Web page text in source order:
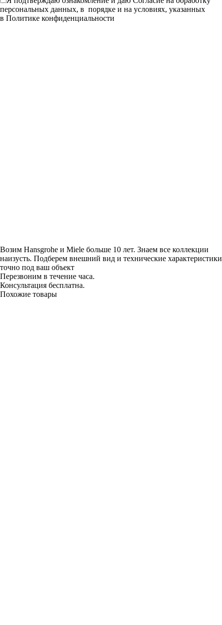
персональных данных, в порядке и на условиях, указанных
в Политике конфиденциальности
Возим Hansgrohe и Miele больше 10 лет. Знаем все коллекции
наизусть. Подберем внешний вид и технические характеристики
точно под ваш объект
Перезвоним в течение часа.
Консультация бесплатна.
Похожие товары